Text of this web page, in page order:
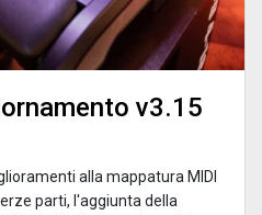
v3.15
alla mappatura MIDI
parti, l'aggiunta della